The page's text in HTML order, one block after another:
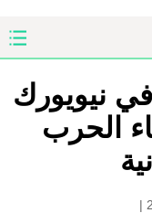
الصين
الشرق الأوسط
في نيويورك
لانتهاء الحرب
|